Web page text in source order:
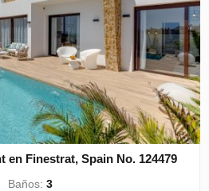
Finestrat, Spain No. 124479
Baños:3